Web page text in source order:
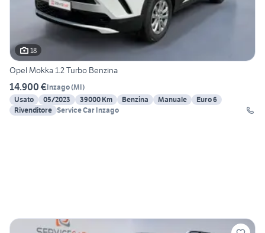
18
Opel Mokka 1.2 Turbo Benzina
14.900 €Inzago(MI)
Usato
05/2023 39000 Km Benzina Manuale
Euro 6
Rivenditore Service Car Inzago